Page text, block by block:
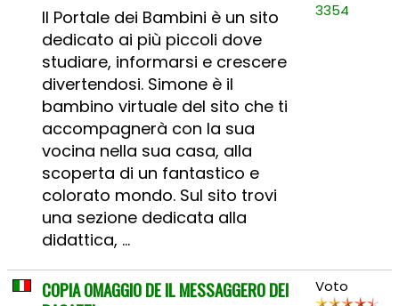
Il Portale dei Bambini è un sito
dedicato ai più piccoli dove
studiare, informarsi e crescere
divertendosi. Simone è il
bambino virtuale del sito che ti
accompagnerà con la sua
vocina nella sua casa, alla
scoperta di un fantastico e
colorato mondo. Sul sito trovi
una sezione dedicata alla
didattica, ...
3354
COPIA OMAGGIO DE IL MESSAGGERO DEI
Voto